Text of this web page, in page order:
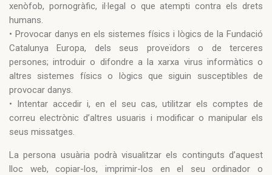
xenòfob, pornogràfic, il·legal o que atempti contra els drets
humans.
• Provocar danys en els sistemes físics i lògics de la Fundació
Catalunya Europa, dels seus proveïdors o de terceres
persones; introduir o difondre a la xarxa virus informàtics o
altres sistemes físics o lògics que siguin susceptibles de
provocar danys.
• Intentar accedir i, en el seu cas, utilitzar els comptes de
correu electrònic d’altres usuaris i modificar o manipular els
seus missatges.
La persona usuària podrà visualitzar els continguts d’aquest
lloc web, copiar-los, imprimir-los en el seu ordinador o